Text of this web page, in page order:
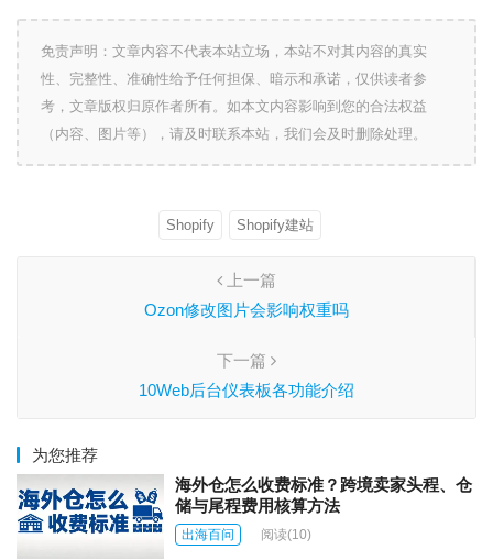
免责声明：文章内容不代表本站立场，本站不对其内容的真实
性、完整性、准确性给予任何担保、暗示和承诺，仅供读者参
考，文章版权归原作者所有。如本文内容影响到您的合法权益
（内容、图片等），请及时联系本站，我们会及时删除处理。
Shopify Shopify建站
上一篇
Ozon修改图片会影响权重吗
下一篇
10Web后台仪表板各功能介绍
为您推荐
海外仓怎么收费标准？跨境卖家头程、仓
储与尾程费用核算方法
出海百问 阅读(10)